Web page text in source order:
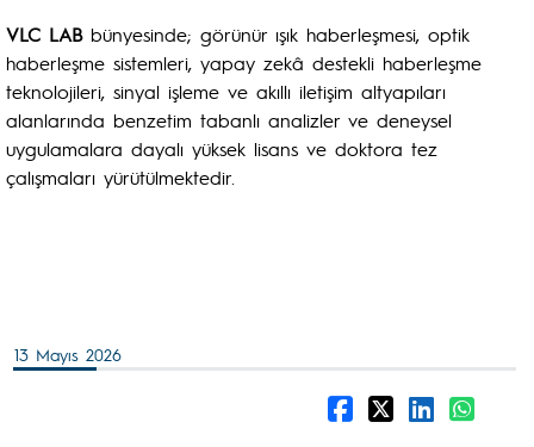
VLC LABbünyesinde; görünür ışık haberleşmesi, optik
haberleşme sistemleri, yapay zekâ destekli haberleşme
teknolojileri, sinyal işleme ve akıllı iletişim altyapıları
alanlarında benzetim tabanlı analizler ve deneysel
uygulamalara dayalı yüksek lisans ve doktora tez
çalışmaları yürütülmektedir.
13 Mayıs 2026